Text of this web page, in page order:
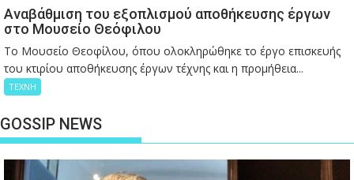
Αναβάθμιση του εξοπλισμού αποθήκευσης έργων
στο Μουσείο Θεόφιλου
Το Μουσείο Θεοφίλου, όπου ολοκληρώθηκε το έργο επισκευής
του κτιρίου αποθήκευσης έργων τέχνης και η προμήθεια...
ΤΕΧΝΗ
GOSSIP NEWS